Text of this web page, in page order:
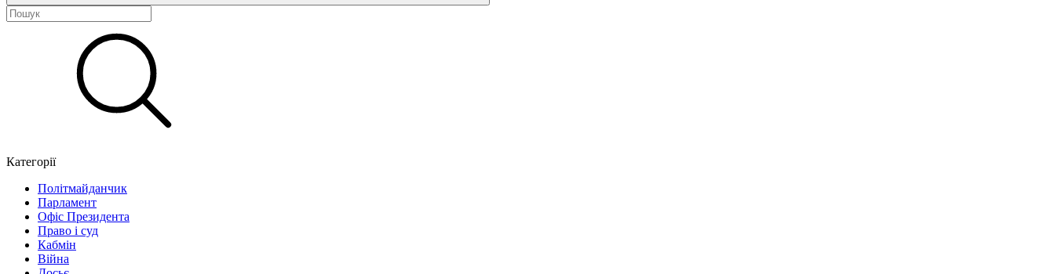
Категорії
Політмайданчик
Парламент
Офіс Президента
Право і суд
Кабмін
Війна